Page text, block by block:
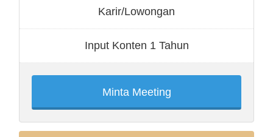
Karir/Lowongan
Input Konten 1 Tahun
Minta Meeting